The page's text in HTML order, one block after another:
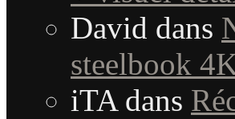
David dans
steelbook
iTAdans